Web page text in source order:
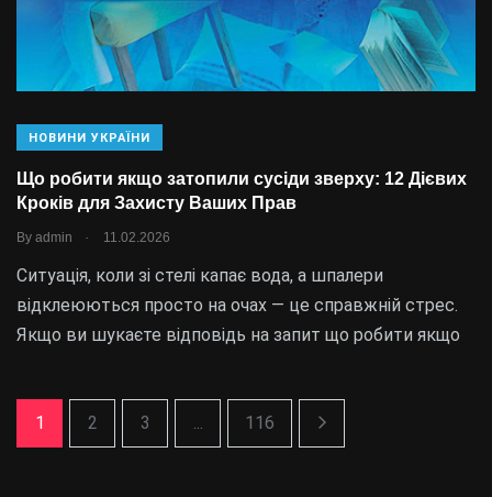
НОВИНИ УКРАЇНИ
Що робити якщо затопили сусіди зверху: 12 Дієвих
Кроків для Захисту Ваших Прав
By admin . 11.02.2026
Ситуація, коли зі стелі капає вода, а шпалери
відклеюються просто на очах — це справжній стрес.
Якщо ви шукаєте відповідь на запит що робити якщо
1 2 3 ... 116